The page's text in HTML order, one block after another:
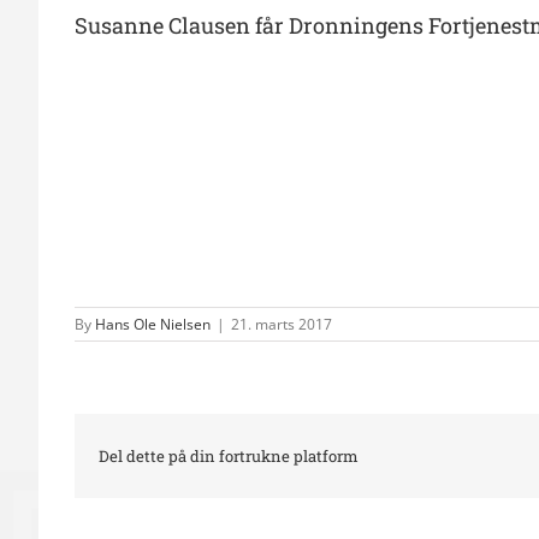
Susanne Clausen får Dronningens
By Hans Ole Nielsen | 21. marts 2017
Del dette på din fortrukne platform